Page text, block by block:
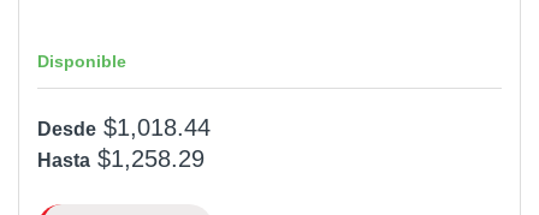
Disponible
Desde $1,018.44
Hasta $1,258.29